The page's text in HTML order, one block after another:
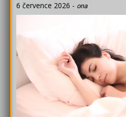
6 července 2026 - ona